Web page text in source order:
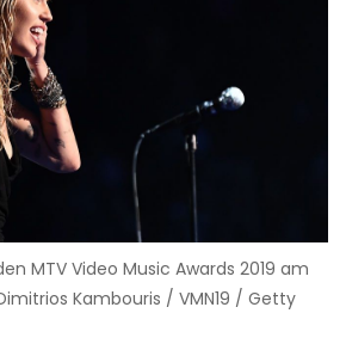
MTV Video Music Awards 2019 am
Kambouris / VMN19 / Getty